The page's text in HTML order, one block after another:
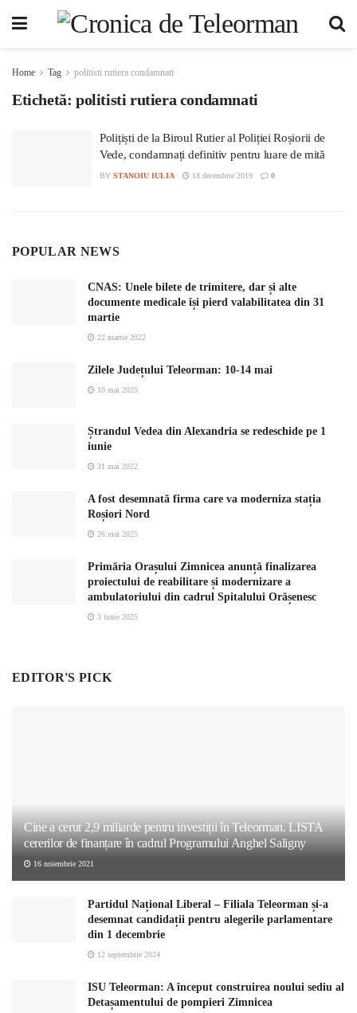
Home Tag politisti rutiera condamnati
Etichetă: politisti rutiera condamnati
Polițiști de la Biroul Rutier al Poliției Roșiorii de
Vede, condamnați definitiv pentru luare de mită
BY STANOIU IULIA 18 decembrie 2019 0
POPULAR NEWS
CNAS: Unele bilete de trimitere, dar și alte
documente medicale își pierd valabilitatea din 31
martie
22 martie 2022
Zilele Județului Teleorman: 10-14 mai
10 mai 2025
Ștrandul Vedea din Alexandria se redeschide pe 1
iunie
31 mai 2022
A fost desemnată firma care va moderniza stația
Roșiori Nord
26 mai 2025
Primăria Orașului Zimnicea anunță finalizarea
proiectului de reabilitare și modernizare a
ambulatoriului din cadrul Spitalului Orășenesc
3 iunie 2025
EDITOR'S PICK
Cine a cerut 2,9 miliarde pentru investiții în Teleorman. LISTA
cererilor de finanțare în cadrul Programului Anghel Saligny
16 noiembrie 2021
Partidul Național Liberal – Filiala Teleorman și-a
desemnat candidații pentru alegerile parlamentare
din 1 decembrie
12 septembrie 2024
ISU Teleorman: A început construirea noului sediu al
Detașamentului de pompieri Zimnicea